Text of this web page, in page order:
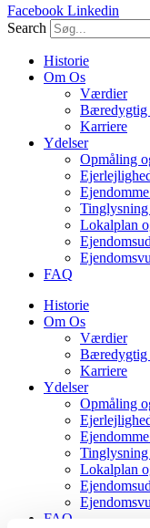
Facebook Linkedin
Search
Historie
Om Os
Værdier
Karriere
Ydelser
Opmåling
Lokalplan
FAQ
Historie
Om Os
Værdier
Karriere
Ydelser
Opmåling
Lokalplan
FAQ